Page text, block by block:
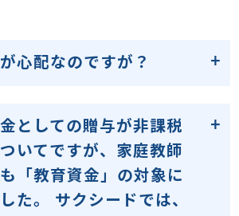
心配なのですが？
としての贈与が非課税
いてですが、 家庭教師
「教育資金」の対象に
た。 サクシードでは、